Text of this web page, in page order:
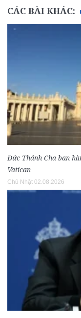
CÁC BÀI KHÁC:
Đức Thánh Cha ban
Vatican
Chủ Nhật 02.08.2026